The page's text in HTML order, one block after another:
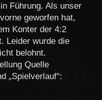
Führung. Als unser
geworfen hat,
Konter der 4:2
Leider wurde die
belohnt.
Quelle
„Spielverlauf“: